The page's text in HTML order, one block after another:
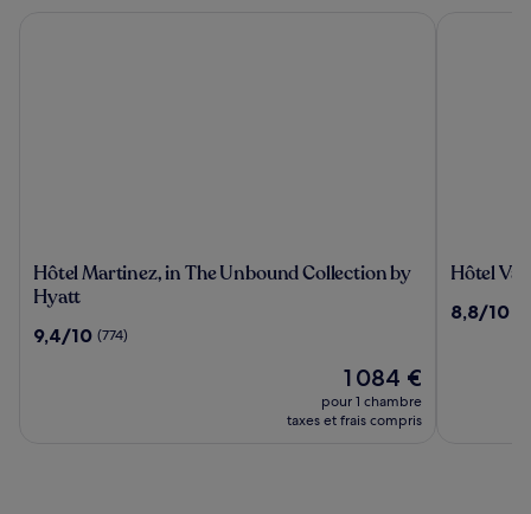
Hôtel
Martinez,
The
Hôtel Martinez, in The Unbound Collection by
Hyatt
9.4
9,4/10 (774)
Le
nouveau
prix
1 084 €
pour 1 chambre
taxes et frais compris
Hôtel
Bleues
Hôtel
8.8
8,8/10